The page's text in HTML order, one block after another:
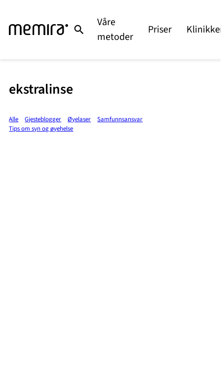
Våre
metoder
Priser
ekstralinse
Alle Gjesteblogger Øyelaser
Samfunnsansvar
Tips om syn og øyehelse